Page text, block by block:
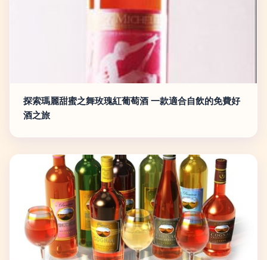
探索瑪麗甜蜜之舞玫瑰紅葡萄酒 一款適合自飲的免費好
酒之旅